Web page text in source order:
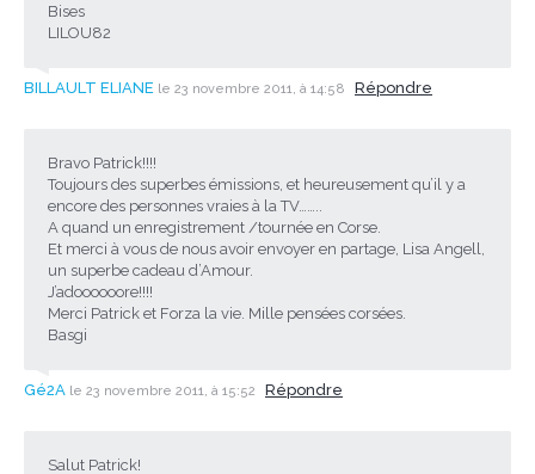
Bises
LILOU82
BILLAULT ELIANE le 23 novembre 2011, à 14:58 Répondre
Bravo Patrick!!!!
Toujours des superbes émissions, et heureusement qu’il y a
encore des personnes vraies à la TV……..
A quand un enregistrement /tournée en Corse.
Et merci à vous de nous avoir envoyer en partage, Lisa Angell,
un superbe cadeau d’Amour.
J’adoooooore!!!!
Merci Patrick et Forza la vie. Mille pensées corsées.
Basgi
Gé2A le 23 novembre 2011, à 15:52 Répondre
Salut Patrick!